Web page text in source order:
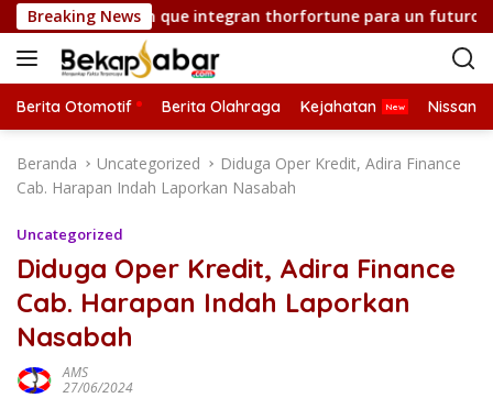
a
g
u
Breaking News
de inversión que integran thorfortune para un futuro
Berita Otomotif Berita Olahraga Kejahatan Nissan
Beranda Uncategorized
Diduga Oper Kredit, Adira Finance
Cab. Harapan Indah Laporkan Nasabah
Uncategorized
Diduga Oper Kredit, Adira Finance
Cab. Harapan Indah Laporkan
Nasabah
AMS
27/06/2024